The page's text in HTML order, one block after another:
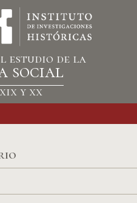
estudio de la
social
y xx